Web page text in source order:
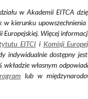
w Akademii EITCA
kierunku
Więcej
EITCIi Komisji
indywidualnie dostępny
własnym
lub w